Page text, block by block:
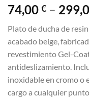
74,00 € –
Plato de ducha de
acabado beige,
revestimiento Gel-
antideslizamiento.
inoxidable en cromo o
cargo a cualquier